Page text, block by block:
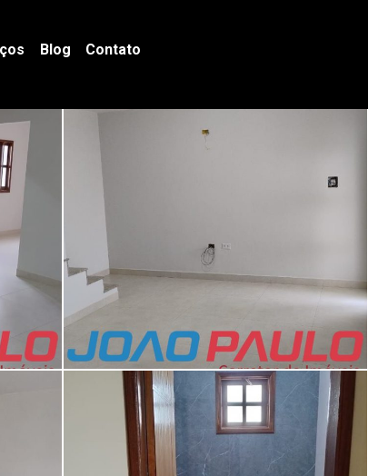
Blog Contato